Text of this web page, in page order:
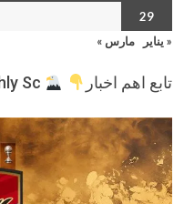
29
« يناير
مارس »
تابع اهم اخبار